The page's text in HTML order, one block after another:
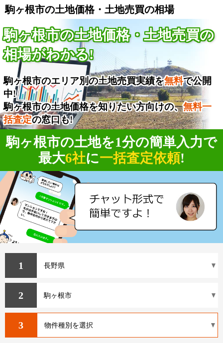
駒ヶ根市の土地価格・土地売買の相場
駒ヶ根市の土地価格・土地売買の
相場がわかる!
駒ヶ根市のエリア別の土地売買実績を無料で公開
中!
駒ヶ根市の土地価格を知りたい方向けの、無料一
括査定の窓口も!
駒ヶ根市の土地を1分の簡単入力で
最大6社に一括査定依頼!
1
2
3